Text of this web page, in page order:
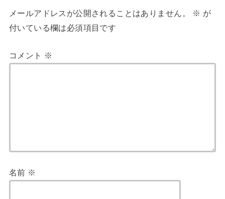
メールアドレスが公開されることはありません。 ※ が
付いている欄は必須項目です
コメント ※
名前 ※